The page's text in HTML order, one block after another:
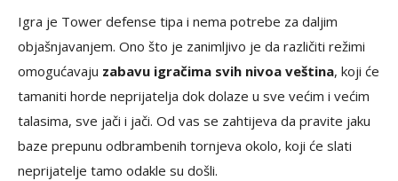
Igra je Tower defense tipa i nema potrebe za daljim
objašnjavanjem. Ono što je zanimljivo je da različiti režimi
omogućavaju zabavu igračima svih nivoa veština, koji će
tamaniti horde neprijatelja dok dolaze u sve većim i većim
talasima, sve jači i jači. Od vas se zahtijeva da pravite jaku
baze prepunu odbrambenih tornjeva okolo, koji će slati
neprijatelje tamo odakle su došli.